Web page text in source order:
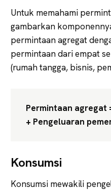
Untuk memahami
gambarkan
permintaan agregat
permintaan dari empat
(rumah tangga, bisnis,
Permintaan agregat
+ Pengeluaran
Konsumsi
Konsumsi mewakili